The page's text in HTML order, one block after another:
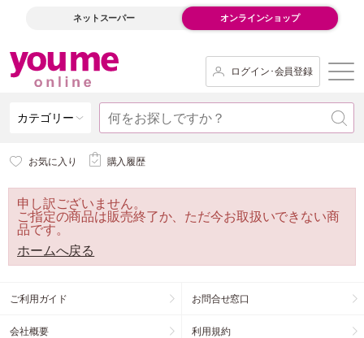
ネットスーパー オンラインショップ
ログイン･会員登録
カテゴリー
お気に入り 購入履歴
申し訳ございません。
ご指定の商品は販売終了か、ただ今お取扱いできない商
品です。
ホームへ戻る
ご利用ガイド お問合せ窓口
会社概要 利用規約